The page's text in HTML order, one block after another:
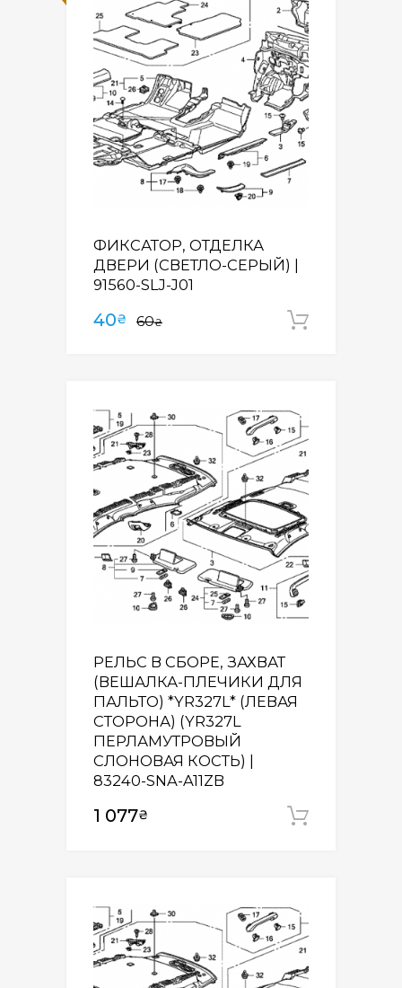
ФИКСАТОР, ОТДЕЛКА
ДВЕРИ (СВЕТЛО-СЕРЫЙ) |
91560-SLJ-J01
60₴
40₴
РЕЛЬС В СБОРЕ, ЗАХВАТ
(ВЕШАЛКА-ПЛЕЧИКИ ДЛЯ
ПАЛЬТО) *YR327L* (ЛЕВАЯ
СТОРОНА) (YR327L
ПЕРЛАМУТРОВЫЙ
СЛОНОВАЯ КОСТЬ) |
83240-SNA-A11ZB
1 077₴